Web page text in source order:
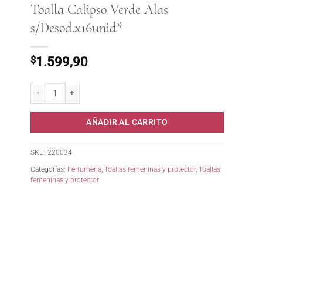
Toalla Calipso Verde Alas
s/Desod.x16unid*
$1.599,90
AÑADIR AL CARRITO
SKU: 220034
Categorías: Perfumeria Toallas femeninas y protector, Toallas
femeninas y protector